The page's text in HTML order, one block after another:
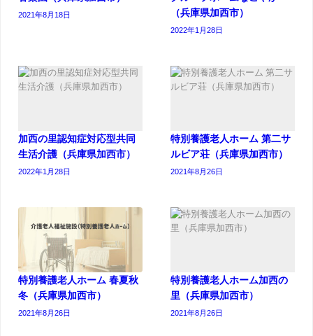
2021年8月18日
（兵庫県加西市）
2022年1月28日
加西の里認知症対応型共同
生活介護（兵庫県加西市）
2022年1月28日
特別養護老人ホーム 第二サ
ルビア荘（兵庫県加西市）
2021年8月26日
特別養護老人ホーム 春夏秋
冬（兵庫県加西市）
2021年8月26日
特別養護老人ホーム加西の
里（兵庫県加西市）
2021年8月26日